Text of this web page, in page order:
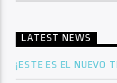
LATEST NEWS
¡ESTE ES EL NUEVO